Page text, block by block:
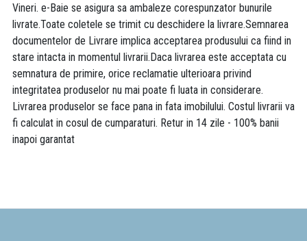
Vineri. e-Baie se asigura sa ambaleze corespunzator bunurile
livrate.Toate coletele se trimit cu deschidere la livrare.Semnarea
documentelor de Livrare implica acceptarea produsului ca fiind in
stare intacta in momentul livrarii.Daca livrarea este acceptata cu
semnatura de primire, orice reclamatie ulterioara privind
integritatea produselor nu mai poate fi luata in considerare.
Livrarea produselor se face pana in fata imobilului. Costul livrarii va
fi calculat in cosul de cumparaturi. Retur in 14 zile - 100% banii
inapoi garantat